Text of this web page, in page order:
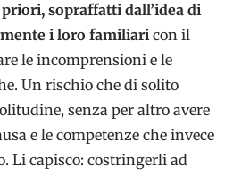
sopraffatti dall’idea di
i loro familiari con il
le incomprensioni e le
Un rischio che di solito
senza per altro avere
e le competenze che invece
Li capisco: costringerli ad